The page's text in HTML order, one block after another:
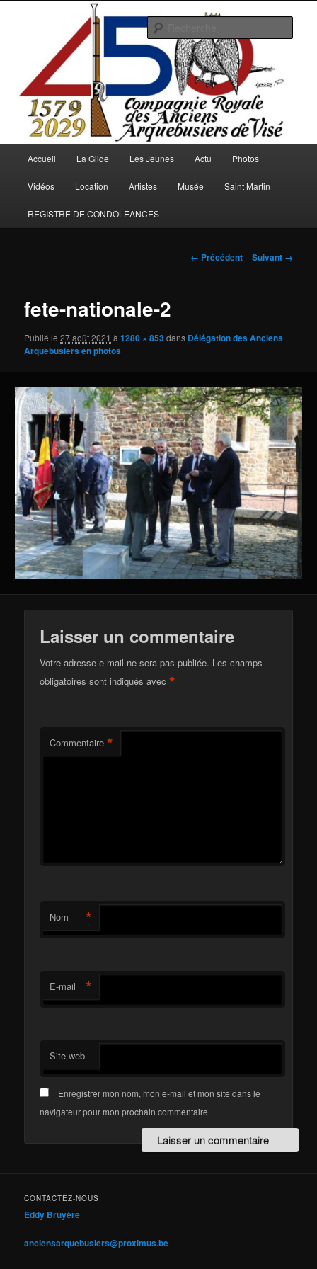
Arquebusiers.eu
Accueil La Gilde Les Jeunes Actu Photos
Vidéos Location Artistes Musée Saint Martin
REGISTRE DE CONDOLÉANCES
Navigation
← Précédent Suivant →
fete-nationale-2
Publié le27 août 2021 à1280 × 853dans Délégation des Anciens
Arquebusiers en photos
Laisser un commentaire
Votre adresse e-mail ne sera pas publiée. Les champs
obligatoires sont indiqués avec*
Commentaire *
Nom *
E-mail *
Site web
Enregistrer mon nom, mon e-mail et mon site dans le
navigateur pour mon prochain commentaire.
CONTACTEZ-NOUS
Eddy Bruyère
anciensarquebusiers@proximus.be